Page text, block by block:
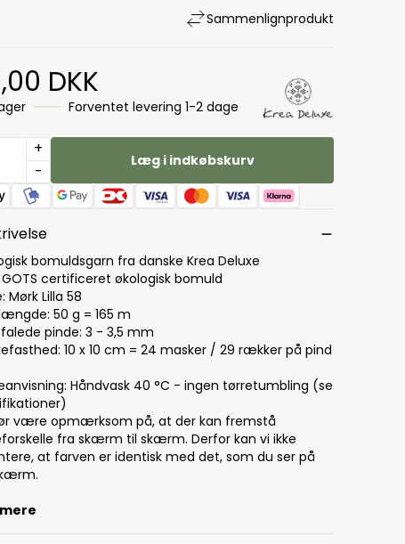
Sammenlignprodukt
DKK
Forventet levering 1-2 dage
+
-
Læg i indkøbskurv
bomuldsgarn fra danske Krea Deluxe
GOTS certificeret økologisk bomuld
Mørk Lilla 58
50 g = 165 m
pinde: 3 - 3,5 mm
10 x 10 cm = 24 masker / 29 rækker på pind
Håndvask 40 °C - ingen tørretumbling (se
være opmærksom på, at der kan fremstå
fra skærm til skærm. Derfor kan vi ikke
at farven er identisk med det, som du ser på